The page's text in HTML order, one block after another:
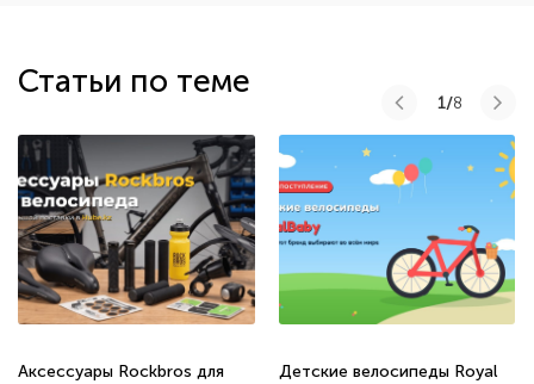
Статьи по теме
Аксессуары Rockbros для
Детские велосипеды Royal
1/8